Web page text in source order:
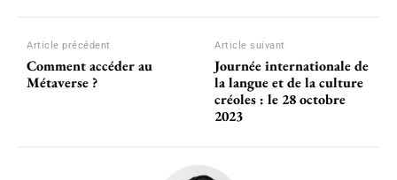
Article précédent
Comment accéder au
Métaverse ?
Article suivant
Journée internationale de
la langue et de la culture
créoles : le 28 octobre
2023